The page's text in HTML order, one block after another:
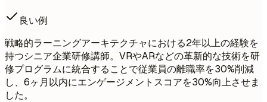
良い例
戦略的ラーニングアーキテクチャにおける2年以上の経験を
持つシニア企業研修講師。VRやARなどの革新的な技術を研
修プログラムに統合することで従業員の離職率を30%削減
し、6ヶ月以内にエンゲージメントスコアを30%向上させま
した。